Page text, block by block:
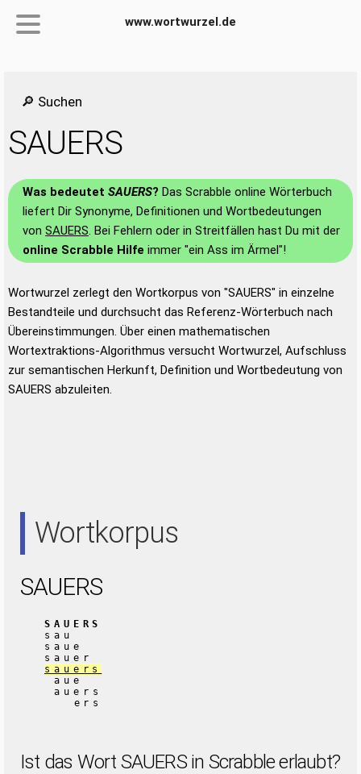
www.wortwurzel.de
🔎 Suchen
SAUERS
Was bedeutet SAUERS? Das Scrabble online Wörterbuch
liefert Dir Synonyme, Definitionen und Wortbedeutungen
von SAUERS. Bei Fehlern oder in Streitfällen hast Du mit der
online Scrabble Hilfe immer "ein Ass im Ärmel"!
Wortwurzel zerlegt den Wortkorpus von "SAUERS" in einzelne
Bestandteile und durchsucht das Referenz-Wörterbuch nach
Übereinstimmungen. Über einen mathematischen
Wortextraktions-Algorithmus versucht Wortwurzel, Aufschluss
zur semantischen Herkunft, Definition und Wortbedeutung von
SAUERS abzuleiten.
Wortkorpus
SAUERS
SAUERS
sau
saue
sauer
sauers
aue
auers
ers
Ist das Wort SAUERS in Scrabble erlaubt?